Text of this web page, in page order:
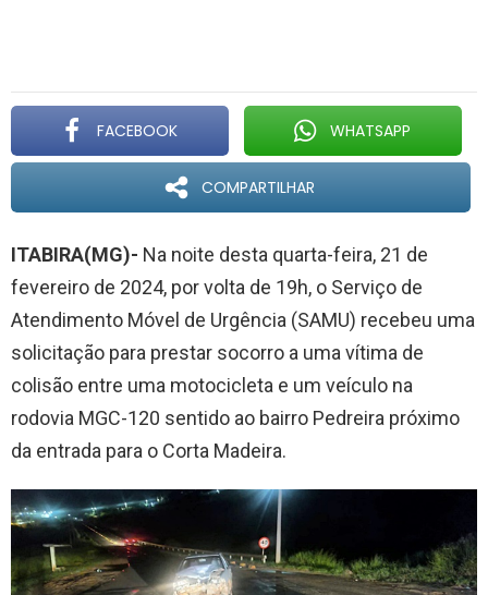
FACEBOOK WHATSAPP
COMPARTILHAR
ITABIRA(MG)- Na noite desta quarta-feira, 21 de
fevereiro de 2024, por volta de 19h, o Serviço de
Atendimento Móvel de Urgência (SAMU) recebeu uma
solicitação para prestar socorro a uma vítima de
colisão entre uma motocicleta e um veículo na
rodovia MGC-120 sentido ao bairro Pedreira próximo
da entrada para o Corta Madeira.